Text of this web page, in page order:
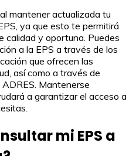
mantener actualizada tu
ya que esto te permitirá
calidad y oportuna. Puedes
a la EPS a través de los
que ofrecen las
así como a través de
Mantenerse
a garantizar el acceso a
mi EPS a